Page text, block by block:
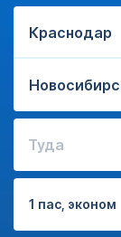
Туда
1 пас, эконом